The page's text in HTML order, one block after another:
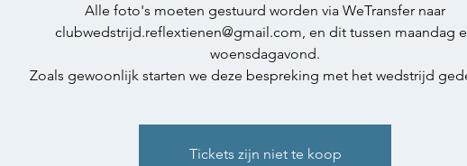
Alle foto's moeten gestuurd worden via WeTransfer naar
clubwedstrijd.reflextienen@gmail.com, en dit tussen maandag
woensdagavond.
Zoals gewoonlijk starten we deze bespreking met het wedstrijd
Tickets zijn niet te koop